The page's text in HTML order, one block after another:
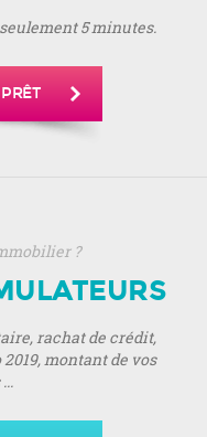
5 minutes.
?
rachat de crédit,
montant de vos